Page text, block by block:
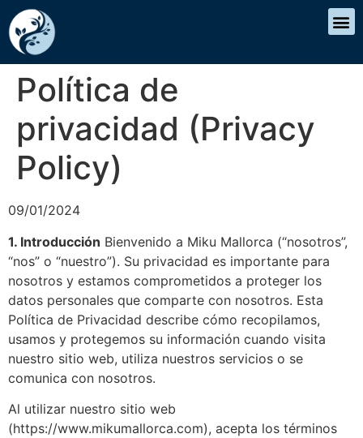
Política de
privacidad (Privacy
Policy)
09/01/2024
1. Introducción Bienvenido a Miku Mallorca (“nosotros”,
“nos” o “nuestro”). Su privacidad es importante para
nosotros y estamos comprometidos a proteger los
datos personales que comparte con nosotros. Esta
Política de Privacidad describe cómo recopilamos,
usamos y protegemos su información cuando visita
nuestro sitio web, utiliza nuestros servicios o se
comunica con nosotros.
Al utilizar nuestro sitio web
(https://www.mikumallorca.com), acepta los términos